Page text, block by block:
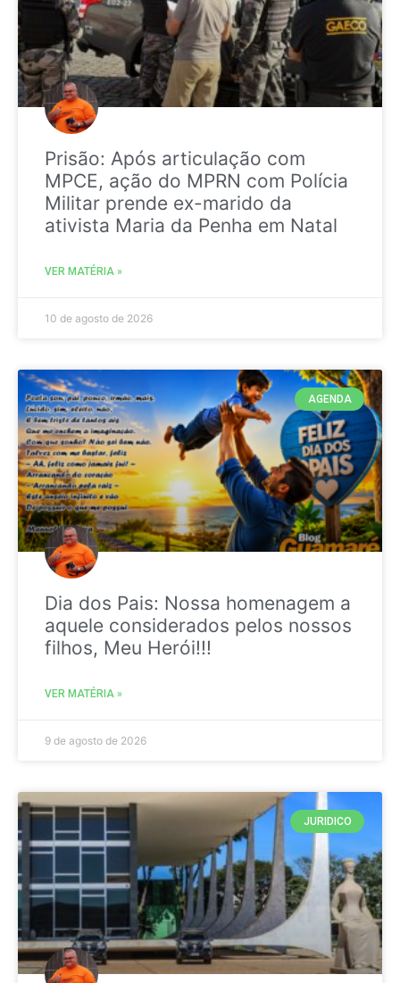
Prisão: Após articulação com
MPCE, ação do MPRN com Polícia
Militar prende ex-marido da
ativista Maria da Penha em Natal
VER MATÉRIA »
10 de agosto de 2026
AGENDA
Dia dos Pais: Nossa homenagem a
aquele considerados pelos nossos
filhos, Meu Herói!!!
VER MATÉRIA »
9 de agosto de 2026
JURIDICO